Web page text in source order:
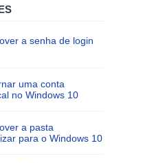
a senha de login
uma conta
no Windows 10
a pasta
para o Windows 10